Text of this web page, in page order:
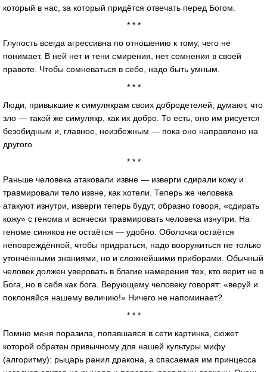
который в нас, за который придётся отвечать перед Богом.
* * *
Глупость всегда агрессивна по отношению к тому, чего не
понимает. В ней нет и тени смирения, нет сомнения в своей
правоте. Чтобы сомневаться в себе, надо быть умным.
* * *
Люди, привыкшие к симулякрам своих добродетелей, думают, что
зло — такой же симулякр, как их добро. То есть, оно им рисуется
безобидным и, главное, неизбежным — пока оно направлено на
другого.
* * *
Раньше человека атаковали извне — изверги сдирали кожу и
травмировали тело извне, как хотели. Теперь же человека
атакуют изнутри, изверги теперь будут, образно говоря, «сдирать
кожу» с генома и всячески травмировать человека изнутри. На
геноме синяков не остаётся — удобно. Оболочка остаётся
неповреждённой, чтобы придраться, надо вооружиться не только
утончёнными знаниями, но и сложнейшими приборами. Обычный
человек должен уверовать в благие намерения тех, кто верит не в
Бога, но в себя как бога. Верующему человеку говорят: «веруй и
поклоняйся нашему величию!» Ничего не напоминает?
* * *
Помню меня поразила, попавшаяся в сети картинка, сюжет
которой обратен привычному для нашей культуры мифу
(алгоритму): рыцарь ранил дракона, а спасаемая им принцесса